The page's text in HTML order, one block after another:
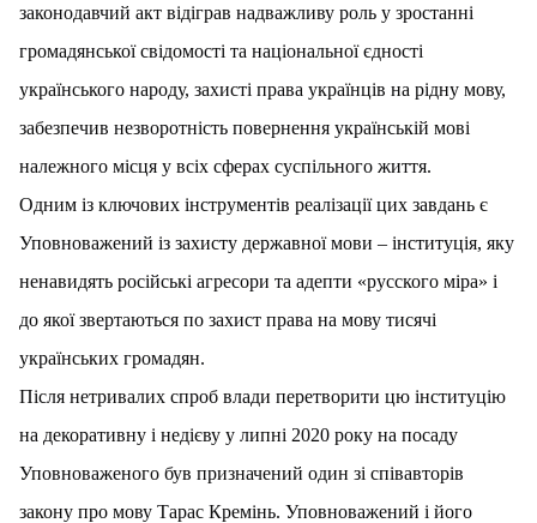
законодавчий акт відіграв надважливу роль у зростанні
громадянської свідомості та національної єдності
українського народу, захисті права українців на рідну мову,
забезпечив незворотність повернення українській мові
належного місця у всіх сферах суспільного життя.
Одним із ключових інструментів реалізації цих завдань є
Уповноважений із захисту державної мови – інституція, яку
ненавидять російські агресори та адепти «русского міра» і
до якої звертаються по захист права на мову тисячі
українських громадян.
Після нетривалих спроб влади перетворити цю інституцію
на декоративну і недієву у липні 2020 року на посаду
Уповноваженого був призначений один зі співавторів
закону про мову Тарас Кремінь. Уповноважений і його